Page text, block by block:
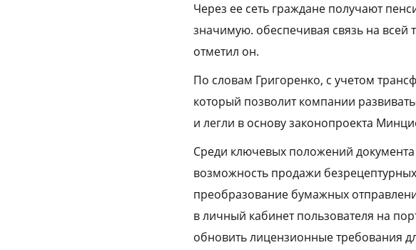
Через ее сеть граждане получают
значимую. обеспечивая связь на
отметил он.
По словам Григоренко, с учетом
который позволит компании
и легли в основу законопроекта
Среди ключевых положений
возможность продажи
преобразование бумажных
в личный кабинет пользователя на
обновить лицензионные требования